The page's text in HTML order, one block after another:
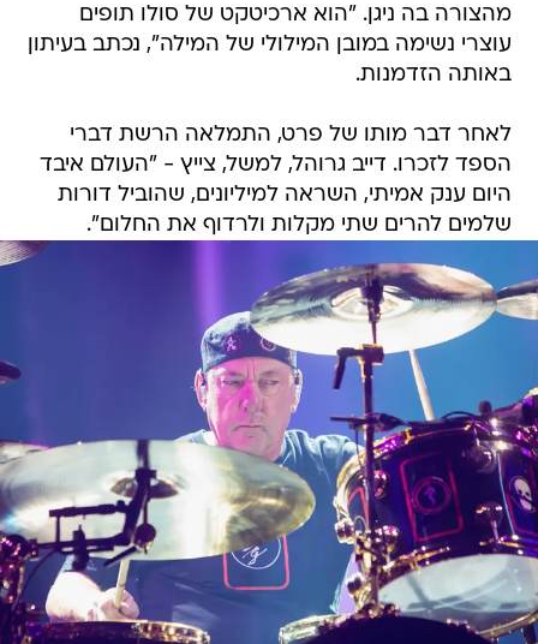
מהצורה בה ניגן. "הוא ארכיטקט של סולו תופים
עוצרי נשימה במובן המילולי של המילה", נכתב בעיתון
באותה הזדמנות.
לאחר דבר מותו של פרט, התמלאה הרשת דברי
הספד לזכרו. דייב גרוהל, למשל, צייץ - "העולם איבד
היום ענק אמיתי, השראה למיליונים, שהוביל דורות
שלמים להרים שתי מקלות ולרדוף את החלום".